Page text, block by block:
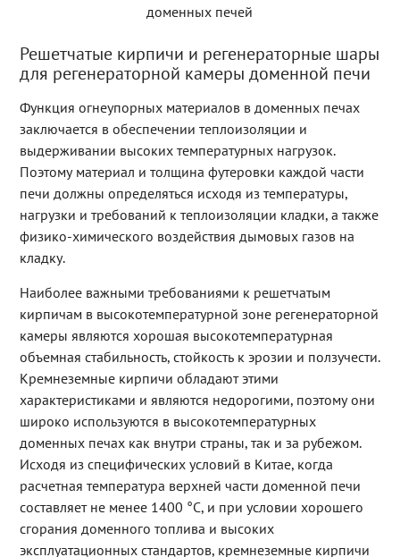
доменных печей
Решетчатые кирпичи и регенераторные шары
для регенераторной камеры доменной печи
Функция огнеупорных материалов в доменных печах
заключается в обеспечении теплоизоляции и
выдерживании высоких температурных нагрузок.
Поэтому материал и толщина футеровки каждой части
печи должны определяться исходя из температуры,
нагрузки и требований к теплоизоляции кладки, а также
физико-химического воздействия дымовых газов на
кладку.
Наиболее важными требованиями к решетчатым
кирпичам в высокотемпературной зоне регенераторной
камеры являются хорошая высокотемпературная
объемная стабильность, стойкость к эрозии и ползучести.
Кремнеземные кирпичи обладают этими
характеристиками и являются недорогими, поэтому они
широко используются в высокотемпературных
доменных печах как внутри страны, так и за рубежом.
Исходя из специфических условий в Китае, когда
расчетная температура верхней части доменной печи
составляет не менее 1400 °C, и при условии хорошего
сгорания доменного топлива и высоких
эксплуатационных стандартов, кремнеземные кирпичи